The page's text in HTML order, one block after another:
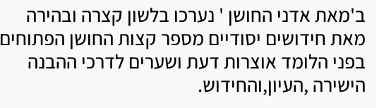
ב'מאת אדני החושן ' נערכו בלשון קצרה ובהירה
מאת חידושים יסודיים מספר קצות החושן הפתוחים
בפני הלומד אוצרות דעת ושערים לדרכי ההבנה
הישירה ,העיון,והחידוש.